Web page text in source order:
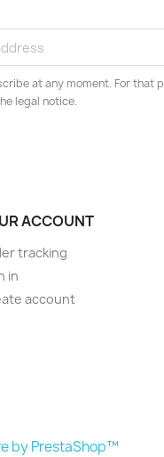
at any moment. For that
legal notice.
ACCOUNT
tracking
in
account
by PrestaShop™